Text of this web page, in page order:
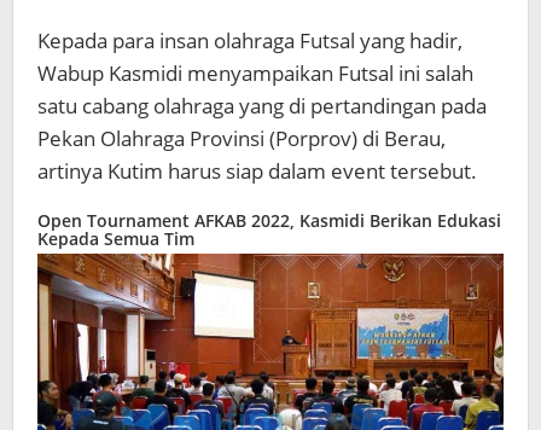
Kepada para insan olahraga Futsal yang hadir,
Wabup Kasmidi menyampaikan Futsal ini salah
satu cabang olahraga yang di pertandingan pada
Pekan Olahraga Provinsi (Porprov) di Berau,
artinya Kutim harus siap dalam event tersebut.
Open Tournament AFKAB 2022, Kasmidi Berikan Edukasi
Kepada Semua Tim